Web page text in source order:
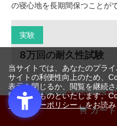
カート
の寝心地を長期間保つことが
実験
8万回の耐久性試験
マットレスに約100kgの荷
験や
直径20cm、50kgの
を維持
当サイトでは、あなたのプラ
サイトの利便性向上のため、
表示を閉じるか、閲覧を継続
同意するものといたします。
ライバシーポリシー」をお読み